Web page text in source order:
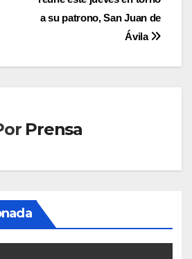
a su patrono, San Juan de
Ávila
Prensa